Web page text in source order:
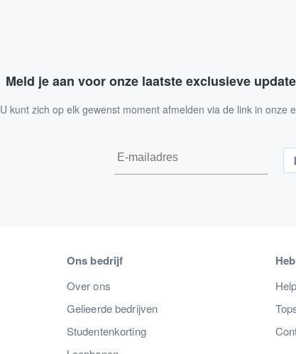
Meld je aan voor onze laatste exclusieve
U kunt zich op elk gewenst moment afmelden via de link in onze
Ons bedrijf
Over ons
Gelieerde bedrijven
Studentenkorting